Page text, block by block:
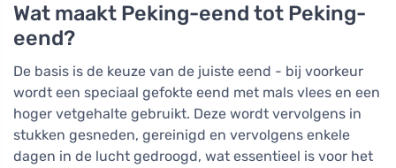
Wat maakt Peking-eend tot Peking-
eend?
De basis is de keuze van de juiste eend - bij voorkeur
wordt een speciaal gefokte eend met mals vlees en een
hoger vetgehalte gebruikt. Deze wordt vervolgens in
stukken gesneden, gereinigd en vervolgens enkele
dagen in de lucht gedroogd, wat essentieel is voor het